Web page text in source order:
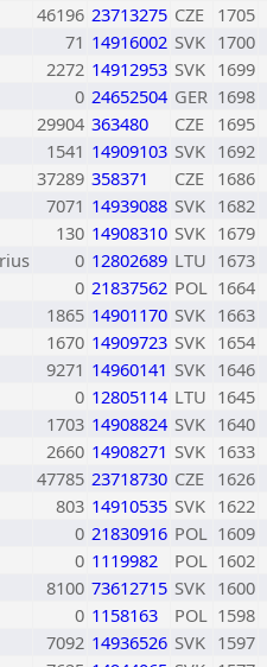
46196 23713275 CZE 1705
71 14916002 SVK 1700
2272 14912953 SVK 1699
0 24652504 GER 1698
29904 363480 CZE 1695
1541 14909103 SVK 1692
37289 358371 CZE 1686
7071 14939088 SVK 1682
130 14908310 SVK 1679
0 12802689 LTU 1673
0 21837562 POL 1664
1865 14901170 SVK 1663
1670 14909723 SVK 1654
9271 14960141 SVK 1646
0 12805114 LTU 1645
1703 14908824 SVK 1640
2660 14908271 SVK 1633
47785 23718730 CZE 1626
803 14910535 SVK 1622
0 21830916 POL 1609
0 1119982 POL 1602
8100 73612715 SVK 1600
0 1158163 POL 1598
7092 14936526 SVK 1597